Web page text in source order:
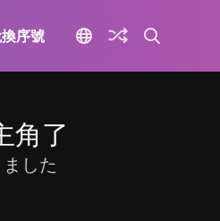
序號
角了
した